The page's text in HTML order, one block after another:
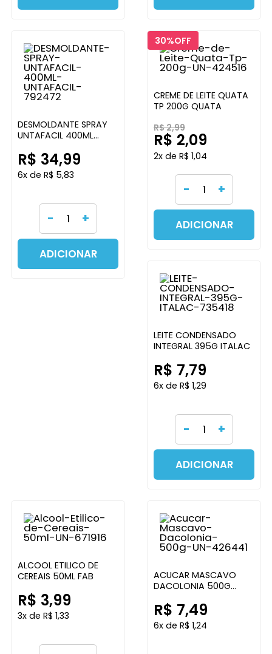
DESMOLDANTE SPRAY
UNTAFACIL 400ML
R$ 34,99
6x de R$ 5,83
- +
ADICIONAR
CREME DE LEITE QUATA
TP 200G QUATA
R$ 2,99
R$ 2,09
2x de R$ 1,04
- +
ADICIONAR
30%
LEITE CONDENSADO
INTEGRAL 395G ITALAC
R$ 7,79
6x de R$ 1,29
- +
ADICIONAR
ALCOOL ETILICO DE
CEREAIS 50ML FAB
R$ 3,99
3x de R$ 1,33
ACUCAR MASCAVO
DACOLONIA 500G
R$ 7,49
6x de R$ 1,24